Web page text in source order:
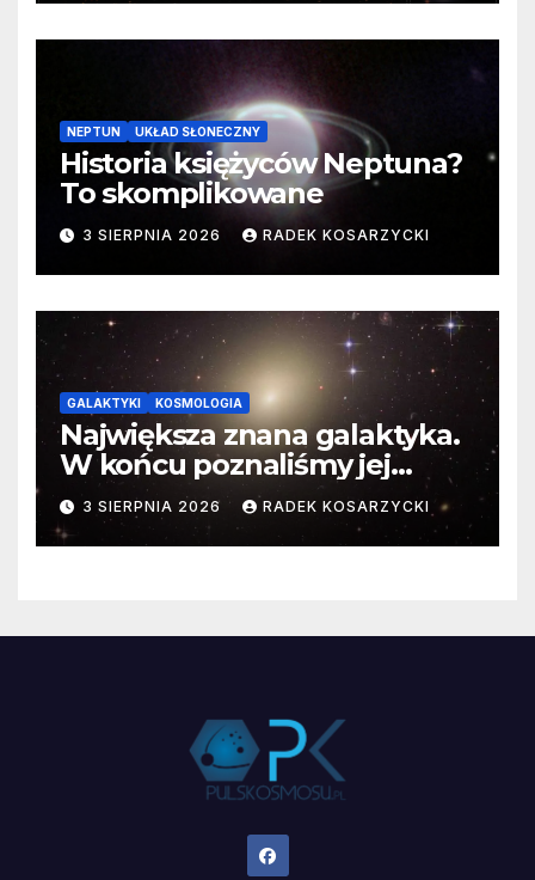
NEPTUN UKŁAD SŁONECZNY
Historia księżyców Neptuna?
To skomplikowane
3 SIERPNIA 2026 RADEK KOSARZYCKI
GALAKTYKI KOSMOLOGIA
Największa znana galaktyka.
W końcu poznaliśmy jej
faktyczne wymiary
3 SIERPNIA 2026 RADEK KOSARZYCKI